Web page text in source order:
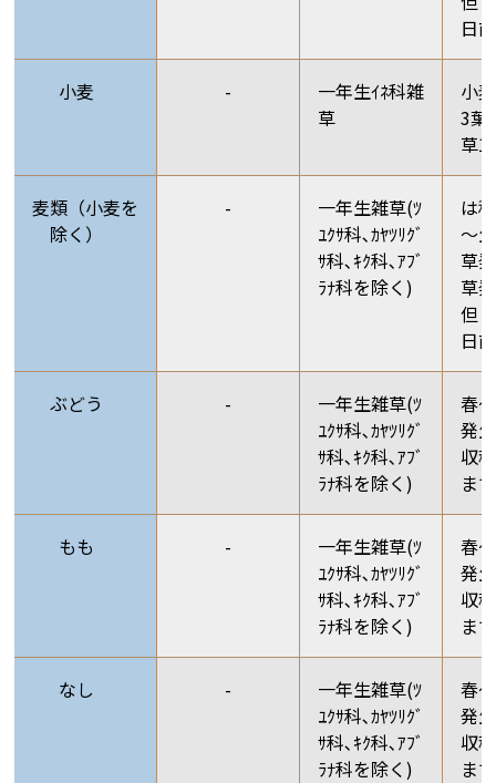
日
小麦 -
一年生ｲﾈ科雑
草
小
3葉
草1
麦類（小麦を
除く）
-
一年生雑草(ﾂ
ﾕｸｻ科､ｶﾔﾂﾘｸﾞ
ｻ科､ｷｸ科､ｱﾌﾞ
ﾗﾅ科を除く)
は
～
草
草
但
日
ぶどう -
一年生雑草(ﾂ
ﾕｸｻ科､ｶﾔﾂﾘｸﾞ
ｻ科､ｷｸ科､ｱﾌﾞ
ﾗﾅ科を除く)
春
発
収
まで
もも -
一年生雑草(ﾂ
ﾕｸｻ科､ｶﾔﾂﾘｸﾞ
ｻ科､ｷｸ科､ｱﾌﾞ
ﾗﾅ科を除く)
春
発
収
まで
なし -
一年生雑草(ﾂ
ﾕｸｻ科､ｶﾔﾂﾘｸﾞ
ｻ科､ｷｸ科､ｱﾌﾞ
ﾗﾅ科を除く)
春
発
収
まで